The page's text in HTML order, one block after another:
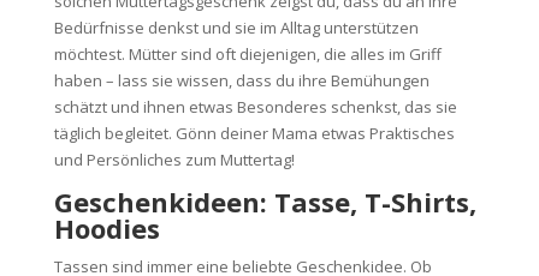
Bedürfnisse denkst und sie im Alltag unterstützen
möchtest. Mütter sind oft diejenigen, die alles im Griff
haben – lass sie wissen, dass du ihre Bemühungen
schätzt und ihnen etwas Besonderes schenkst, das sie
täglich begleitet. Gönn deiner Mama etwas Praktisches
und Persönliches zum Muttertag!
Geschenkideen: Tasse, T-Shirts,
Hoodies
Tassen sind immer eine beliebte Geschenkidee. Ob